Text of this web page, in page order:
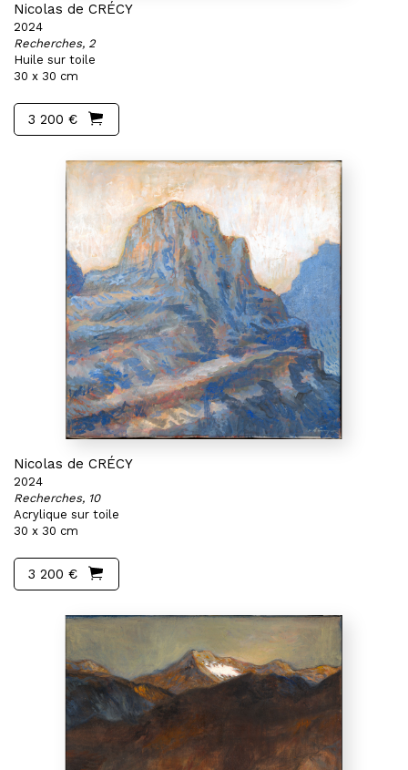
Nicolas de CRÉCY
2024
Recherches, 2
Huile sur toile
30 x 30 cm
3 200 €
Nicolas de CRÉCY
2024
Recherches, 10
Acrylique sur toile
30 x 30 cm
3 200 €